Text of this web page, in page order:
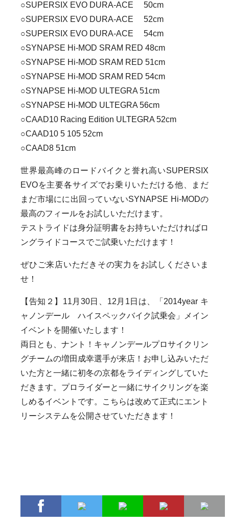
○SUPERSIX EVO DURA-ACE 50cm
○SUPERSIX EVO DURA-ACE 52cm
○SUPERSIX EVO DURA-ACE 54cm
○SYNAPSE Hi-MOD SRAM RED 48cm
○SYNAPSE Hi-MOD SRAM RED 51cm
○SYNAPSE Hi-MOD SRAM RED 54cm
○SYNAPSE Hi-MOD ULTEGRA 51cm
○SYNAPSE Hi-MOD ULTEGRA 56cm
○CAAD10 Racing Edition ULTEGRA 52cm
○CAAD10 5 105 52cm
○CAAD8 51cm
世界最高峰のロードバイクと誉れ高いSUPERSIX
EVOを主要各サイズでお乗りいただける他、まだ
まだ市場にに出回っていないSYNAPSE Hi-MODの
最高のフィールをお試しいただけます。
テストライドは身分証明書をお持ちいただければロ
ングライドコースでご試乗いただけます！
ぜひご来店いただきその実力をお試しくださいま
せ！
【告知２】11月30日、12月1日は、「2014year キ
ャノンデール ハイスペックバイク試乗会」メイン
イベントを開催いたします！
両日とも、ナント！キャノンデールプロサイクリン
グチームの増田成幸選手が来店！お申し込みいただ
いた方と一緒に初冬の京都をライディングしていた
だきます。プロライダーと一緒にサイクリングを楽
しめるイベントです。こちらは改めて正式にエント
リーシステムを公開させていただきます！